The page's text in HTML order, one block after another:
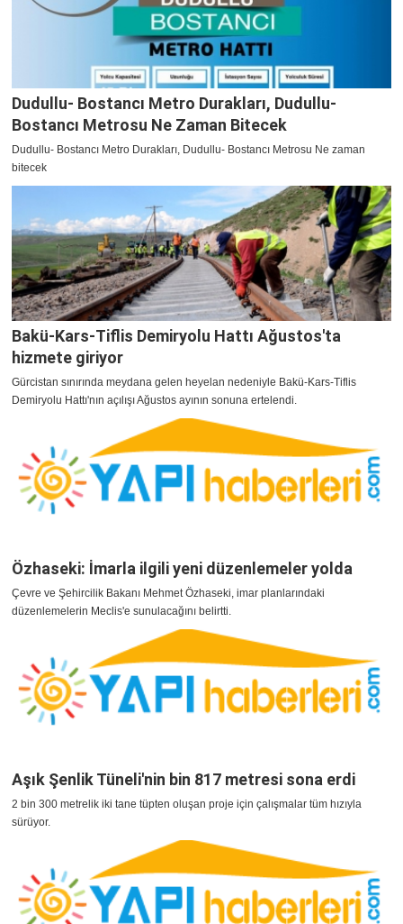
Dudullu- Bostancı Metro Durakları, Dudullu-
Bostancı Metrosu Ne Zaman Bitecek
Dudullu- Bostancı Metro Durakları, Dudullu- Bostancı Metrosu Ne zaman
bitecek
Bakü-Kars-Tiflis Demiryolu Hattı Ağustos'ta
hizmete giriyor
Gürcistan sınırında meydana gelen heyelan nedeniyle Bakü-Kars-Tiflis
Demiryolu Hattı'nın açılışı Ağustos ayının sonuna ertelendi.
Özhaseki: İmarla ilgili yeni düzenlemeler yolda
Çevre ve Şehircilik Bakanı Mehmet Özhaseki, imar planlarındaki
düzenlemelerin Meclis'e sunulacağını belirtti.
Aşık Şenlik Tüneli'nin bin 817 metresi sona erdi
2 bin 300 metrelik iki tane tüpten oluşan proje için çalışmalar tüm hızıyla
sürüyor.